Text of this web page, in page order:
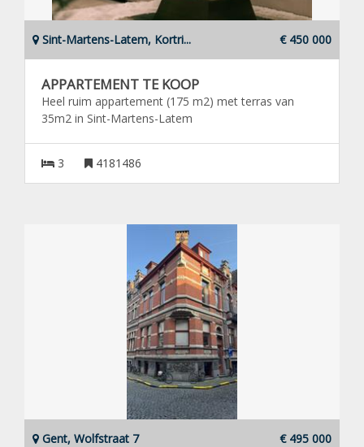
Sint-Martens-Latem, Kortri... € 450 000
APPARTEMENT TE KOOP
Heel ruim appartement (175 m2) met terras van
35m2 in Sint-Martens-Latem
3 4181486
Gent, Wolfstraat 7 € 495 000